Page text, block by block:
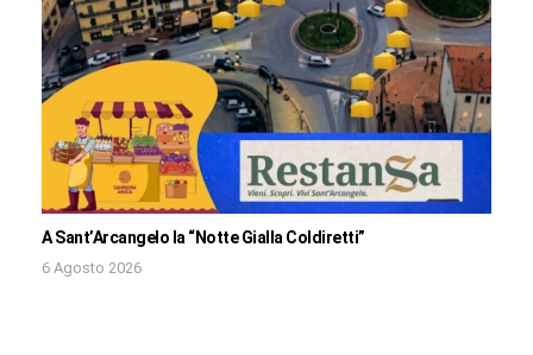
A Sant’Arcangelo la “Notte Gialla Coldiretti”
6 Agosto 2026